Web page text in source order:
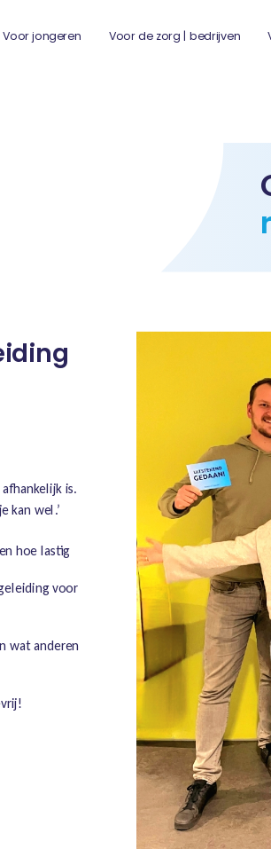
Voor jongeren Voor de zorg | bedrijven
is.
kan wel.’
hoe lastig
voor
wat anderen